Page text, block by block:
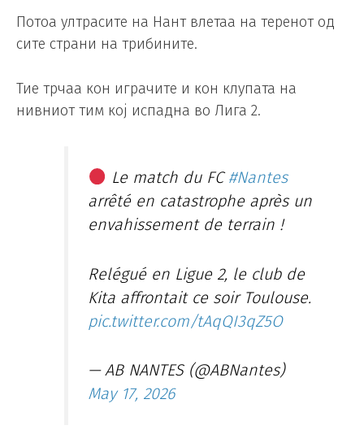
Потоа ултрасите на Нант влетаа на теренот од
сите страни на трибините.
Тие трчаа кон играчите и кон клупата на
нивниот тим кој испадна во Лига 2.
Le match du FC#Nantes
arrêté en catastrophe après un
envahissement de terrain !
Relégué en Ligue 2, le club de
Kita affrontait ce soir Toulouse.
pic.twitter.com/tAqQI3qZ5O
— AB NANTES (@ABNantes)
May 17, 2026